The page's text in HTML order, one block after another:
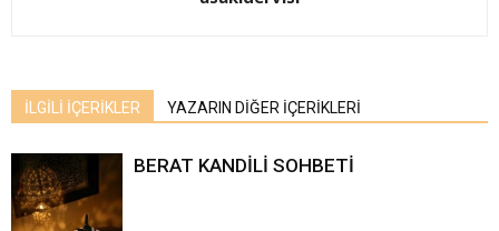
İLGİLİ İÇERİKLER YAZARIN DİĞER İÇERİKLERİ
BERAT KANDİLİ SOHBETİ